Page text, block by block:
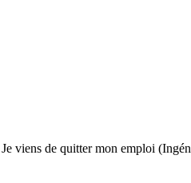
viens de quitter mon emploi